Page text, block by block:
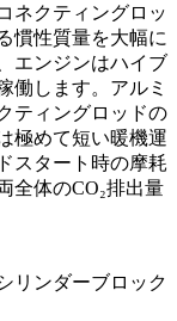
ネクティングロッ
慣性質量を大幅に
エンジンはハイブ
働します。アルミ
ティングロッドの
極めて短い暖機運
スタート時の摩耗
全体のCO₂排出量
リンダーブロック